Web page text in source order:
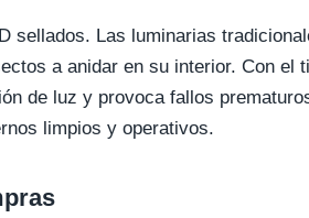
sellados. Las luminarias
a anidar en su interior. Con el
de luz y provoca fallos
limpios y operativos.